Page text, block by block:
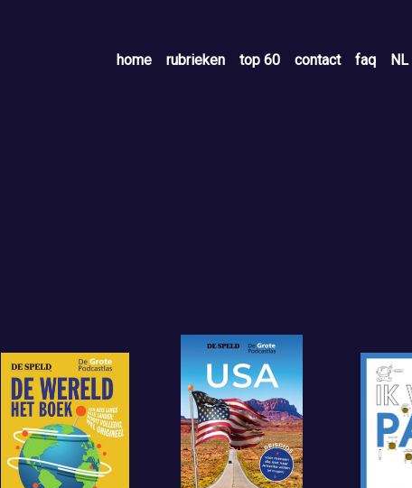
home rubrieken top 60 contact faq NL